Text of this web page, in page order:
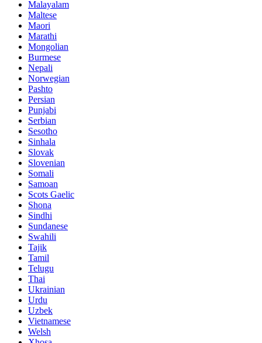
Malayalam
Maltese
Maori
Marathi
Mongolian
Burmese
Nepali
Norwegian
Pashto
Persian
Punjabi
Serbian
Sesotho
Sinhala
Slovak
Slovenian
Somali
Samoan
Scots Gaelic
Shona
Sindhi
Sundanese
Swahili
Tajik
Tamil
Telugu
Thai
Ukrainian
Urdu
Uzbek
Vietnamese
Welsh